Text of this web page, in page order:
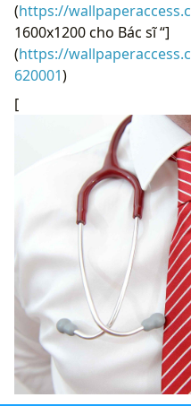
(https://
1600x1200 cho Bác sĩ “]
(https://
620001)
[